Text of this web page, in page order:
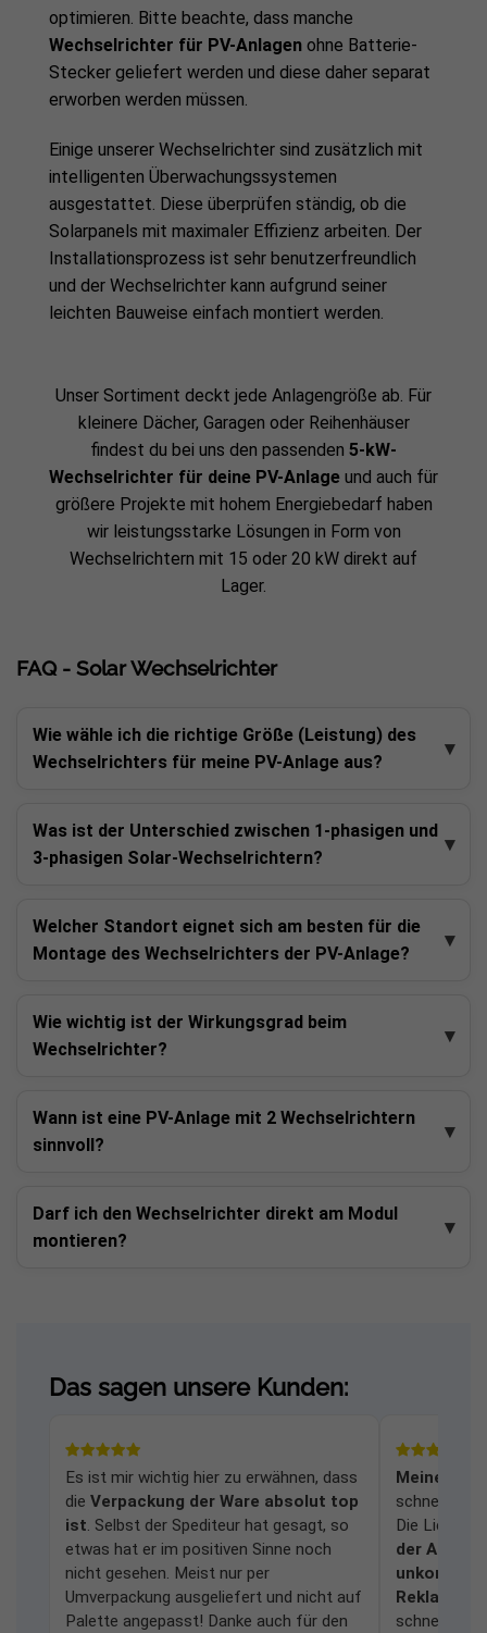
optimieren. Bitte beachte, dass manche
Wechselrichter für PV-Anlagen ohne Batterie-
Stecker geliefert werden und diese daher separat
erworben werden müssen.
Einige unserer Wechselrichter sind zusätzlich mit
intelligenten Überwachungssystemen
ausgestattet. Diese überprüfen ständig, ob die
Solarpanels mit maximaler Effizienz arbeiten. Der
Installationsprozess ist sehr benutzerfreundlich
und der Wechselrichter kann aufgrund seiner
leichten Bauweise einfach montiert werden.
Unser Sortiment deckt jede Anlagengröße ab. Für
kleinere Dächer, Garagen oder Reihenhäuser
findest du bei uns den passenden 5-kW-
Wechselrichter für deine PV-Anlage und auch für
größere Projekte mit hohem Energiebedarf haben
wir leistungsstarke Lösungen in Form von
Wechselrichtern mit 15 oder 20 kW direkt auf
Lager.
FAQ - Solar Wechselrichter
Wie wähle ich die richtige Größe (Leistung) des
Wechselrichters für meine PV-Anlage aus?
Was ist der Unterschied zwischen 1-phasigen und
3-phasigen Solar-Wechselrichtern?
Welcher Standort eignet sich am besten für die
Montage des Wechselrichters der PV-Anlage?
Wie wichtig ist der Wirkungsgrad beim
Wechselrichter?
Wann ist eine PV-Anlage mit 2 Wechselrichtern
sinnvoll?
Darf ich den Wechselrichter direkt am Modul
montieren?
Das sagen unsere Kunden:
Es ist mir wichtig hier zu erwähnen, dass
die Verpackung der Ware absolut top
ist. Selbst der Spediteur hat gesagt, so
etwas hat er im positiven Sinne noch
nicht gesehen. Meist nur per
Umverpackung ausgeliefert und nicht auf
Palette angepasst! Danke auch für den
Meine
schnell und
Die
der Anlage
schnell